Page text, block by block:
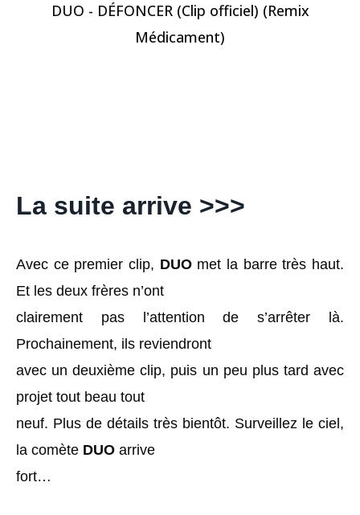
DUO - DÉFONCER (Clip officiel) (Remix
Médicament)
La suite arrive >>>
Avec ce premier clip, DUOmet la barre très haut.
Et les deux frères n’ont
clairement pas l’attention de s’arrêter là.
Prochainement, ils reviendront
avec un deuxième clip, puis un peu plus tard avec
projet tout beau tout
neuf. Plus de détails très bientôt. Surveillez le ciel,
la comète DUO arrive
fort…